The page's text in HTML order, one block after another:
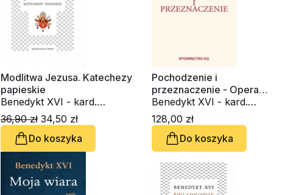
Modlitwa Jezusa. Katechezy
papieskie
Benedykt XVI - kard.
Joseph Ratzinger
36,90 zł 34,50 zł
Do koszyka
Pochodzenie i
przeznaczenie - Opera
Omnia T. V
Benedykt XVI - kard.
Joseph Ratzinger
128,00 zł
Do koszyka